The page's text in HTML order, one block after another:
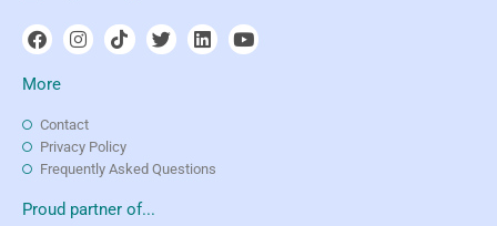
More
Contact
Privacy Policy
Frequently Asked Questions
Proud partner of...